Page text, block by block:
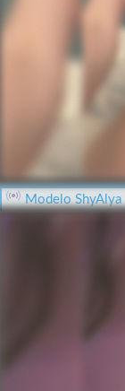
Modelo ShyAlya